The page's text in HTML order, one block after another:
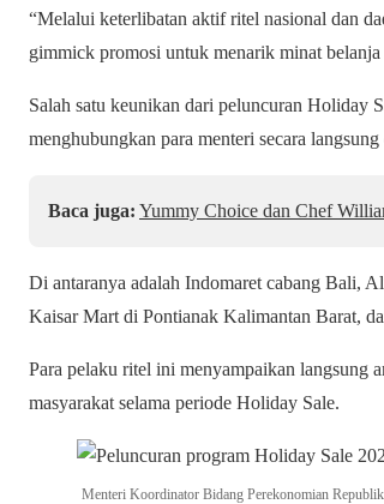
“Melalui keterlibatan aktif ritel nasional dan
gimmick promosi untuk menarik minat belanja
Salah satu keunikan dari peluncuran Holiday
menghubungkan para menteri secara
Baca juga: Yummy Choice dan Chef
Di antaranya adalah Indomaret cabang Bali,
Kaisar Mart di Pontianak Kalimantan Barat,
Para pelaku ritel ini menyampaikan langsung
masyarakat selama periode Holiday Sale.
Menteri Koordinator Bidang Perekonomian